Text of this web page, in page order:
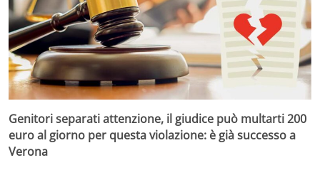
Genitori separati attenzione, il giudice può multarti 200
euro al giorno per questa violazione: è già successo a
Verona